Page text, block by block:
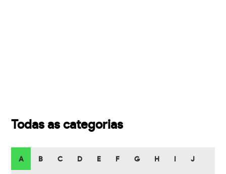
Todas as categorias
A B C D E F G H J